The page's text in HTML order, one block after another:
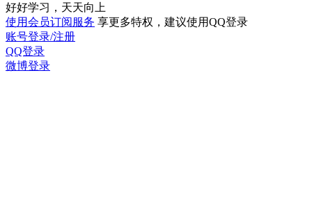
好好学习，天天向上
使用会员订阅服务 享更多特权，建议使用QQ登录
账号登录/注册
QQ登录
微博登录